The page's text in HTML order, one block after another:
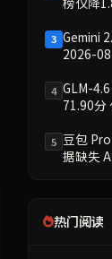
3 Gemini
2026-
4 GLM-
71.90分
5 豆包
据缺失
热门阅读